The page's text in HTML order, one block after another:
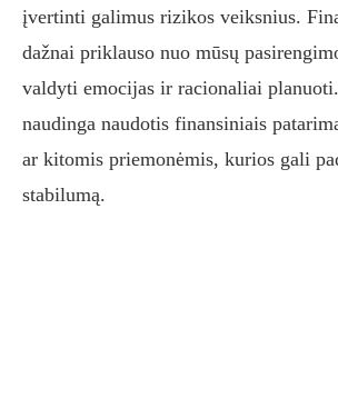
įvertinti galimus rizikos veiksnius.
dažnai priklauso nuo mūsų
valdyti emocijas ir racionaliai
naudinga naudotis finansiniais
ar kitomis priemonėmis, kurios gali
stabilumą.